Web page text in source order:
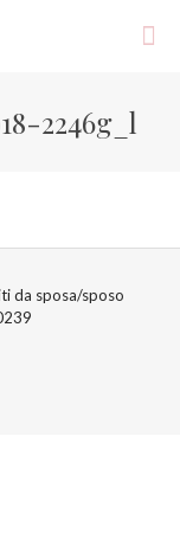
2246g_l
da sposa/sposo